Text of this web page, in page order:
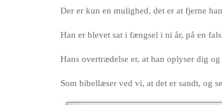
Der er kun en mulighed, det er at fjerne
Han er blevet sat i fængsel i ni år, på en
Hans overtrædelse er, at han oplyser dig
Som bibellæser ved vi, at det er sandt, og